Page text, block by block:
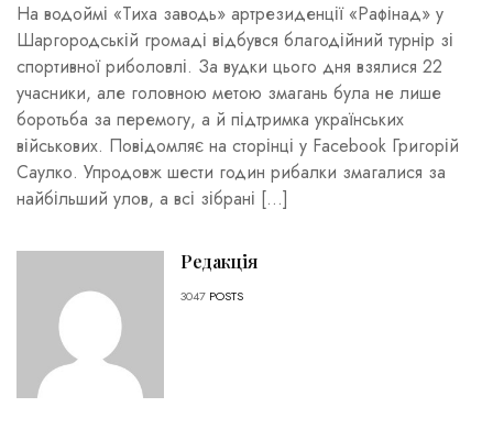
На водоймі «Тиха заводь» артрезиденції «Рафінад» у
Шаргородській громаді відбувся благодійний турнір зі
спортивної риболовлі. За вудки цього дня взялися 22
учасники, але головною метою змагань була не лише
боротьба за перемогу, а й підтримка українських
військових. Повідомляє на сторінці у Facebook Григорій
Саулко. Упродовж шести годин рибалки змагалися за
найбільший улов, а всі зібрані […]
Редакція
3047 POSTS